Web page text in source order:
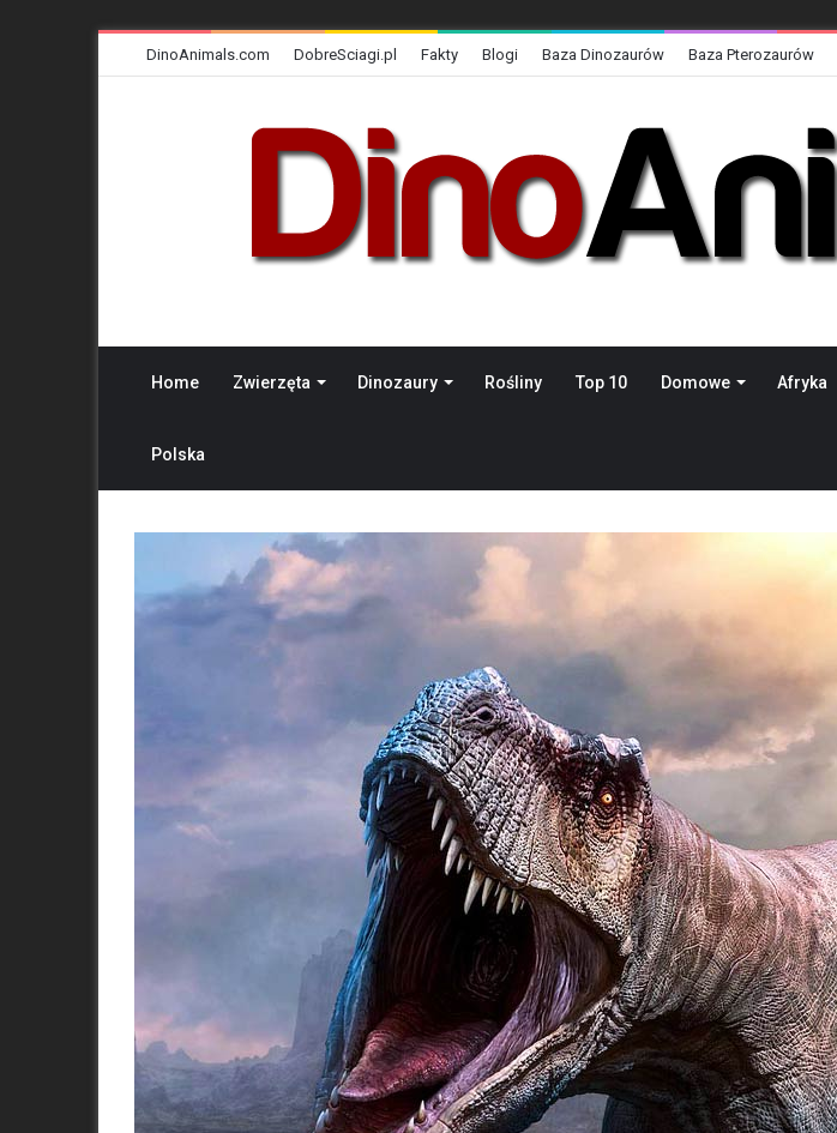
DinoAnimals.com DobreSciagi.pl Fakty Blogi Baza Dinozaurów Baza Pterozaurów
Home Zwierzęta Dinozaury Rośliny Top 10 Domowe Afryka
Polska